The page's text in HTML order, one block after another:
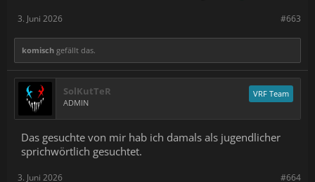
#663
3. Juni 2026
komisch gefällt das.
SolKutTeR
ADMIN
VRF Team
Das gesuchte von mir hab ich damals als jugendlicher
sprichwörtlich gesuchtet.
#664
3. Juni 2026